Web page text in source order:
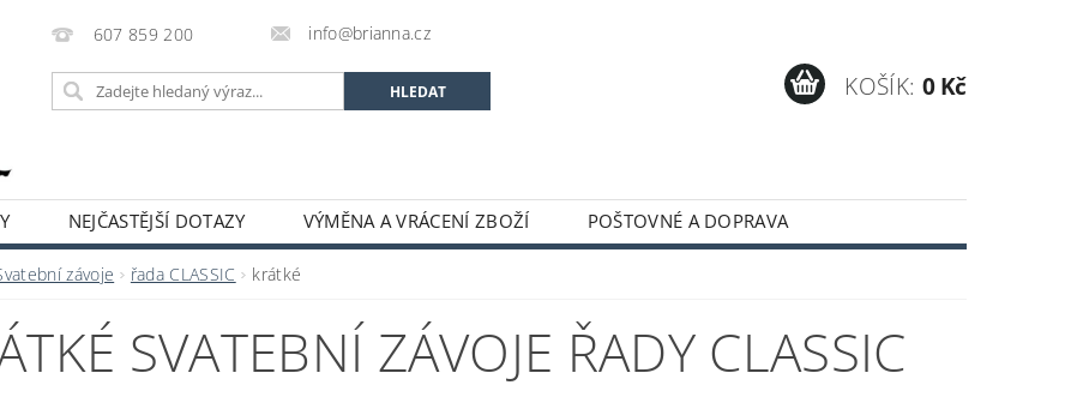
607 859 200 info@brianna.cz
KOŠÍK: 0 Kč
NEJČASTĚJŠÍ DOTAZY VÝMĚNA A VRÁCENÍ ZBOŽÍ
POŠTOVNÉ A DOPRAVA
závoje řada CLASSIC krátké
SVATEBNÍ ZÁVOJE ŘADY CLASSIC